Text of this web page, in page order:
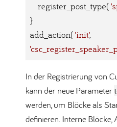
    register_post_type(
}
add_action( 'init'
In der Registrierung von
kann der neue Parameter
werden, um Blöcke als
definieren. Interne Blöcke,